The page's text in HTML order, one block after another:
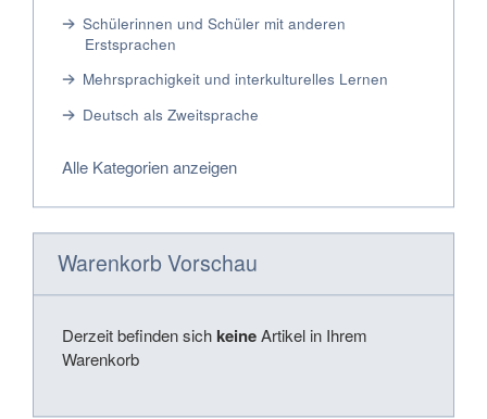
Schülerinnen und Schüler mit anderen
Erstsprachen
Mehrsprachigkeit und interkulturelles Lernen
Deutsch als Zweitsprache
Alle Kategorien anzeigen
Warenkorb Vorschau
Derzeit befinden sich keineArtikel in Ihrem
Warenkorb